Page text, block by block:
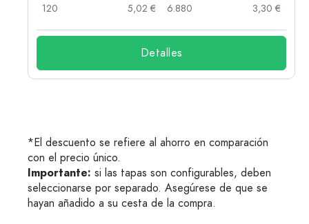
120
5,02 €
6.880
3,30 €
Detalles
*El descuento se refiere al ahorro en comparación
con el precio único.
Importante: si las tapas son configurables, deben
seleccionarse por separado. Asegúrese de que se
hayan añadido a su cesta de la compra.